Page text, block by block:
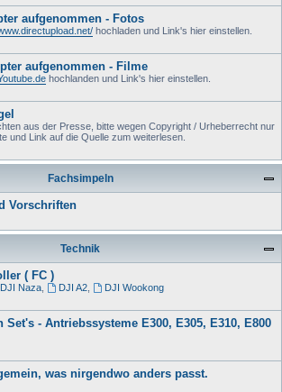
aufgenommen - Fotos
hochladen und Link's hier einstellen.
aufgenommen - Filme
hochlanden und Link's hier einstellen.
aus der Presse, bitte wegen Copyright / Urheberrecht nur
und Link auf die Quelle zum weiterlesen.
Fachsimpeln
Vorschriften
Technik
( FC )
DJI Naza, DJI A2,
DJI Wookong
Set's - Antriebssysteme E300, E305, E310, E800
was nirgendwo anders passt.